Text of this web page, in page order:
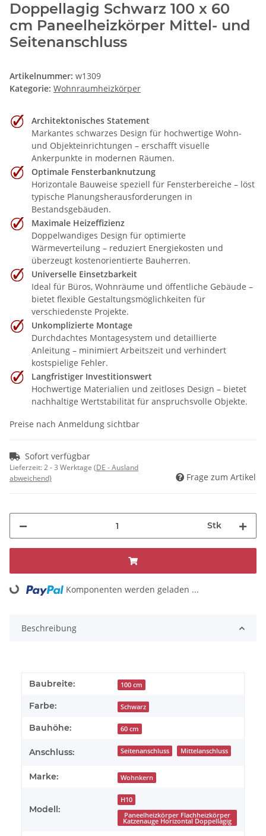
Doppellagig Schwarz 100 x 60
cm Paneelheizkörper Mittel- und
Seitenanschluss
Artikelnummer: w1309
Kategorie: Wohnraumheizkörper
Architektonisches Statement
Markantes schwarzes Design für hochwertige Wohn-
und Objekteinrichtungen – erschafft visuelle
Ankerpunkte in modernen Räumen.
Optimale Fensterbanknutzung
Horizontale Bauweise speziell für Fensterbereiche – löst
typische Planungsherausforderungen in
Bestandsgebäuden.
Maximale Heizeffizienz
Doppelwandiges Design für optimierte
Wärmeverteilung – reduziert Energiekosten und
überzeugt kostenorientierte Bauherren.
Universelle Einsetzbarkeit
Ideal für Büros, Wohnräume und öffentliche Gebäude –
bietet flexible Gestaltungsmöglichkeiten für
verschiedenste Projekte.
Unkomplizierte Montage
Durchdachtes Montagesystem und detaillierte
Anleitung – minimiert Arbeitszeit und verhindert
kostspielige Fehler.
Langfristiger Investitionswert
Hochwertige Materialien und zeitloses Design – bietet
nachhaltige Wertstabilität für anspruchsvolle Objekte.
Preise nach Anmeldung sichtbar
Sofort verfügbar
Lieferzeit:2 - 3 Werktage (DE - Ausland
abweichend)
Frage zum Artikel
Stk
Loading... Komponenten werden geladen ...
Beschreibung
Baubreite: 100 cm
Farbe: Schwarz
Bauhöhe: 60 cm
Anschluss: Seitenanschluss Mittelanschluss
Marke: Wohnkern
Modell:
H10
Paneelheizkörper Flachheizkörper
Katzenauge Horizontal Doppellagig